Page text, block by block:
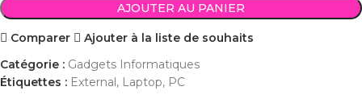
AJOUTER AU PANIER
Comparer
Ajouter à la liste de souhaits
Catégorie : Gadgets Informatiques
Étiquettes : External , Laptop, PC